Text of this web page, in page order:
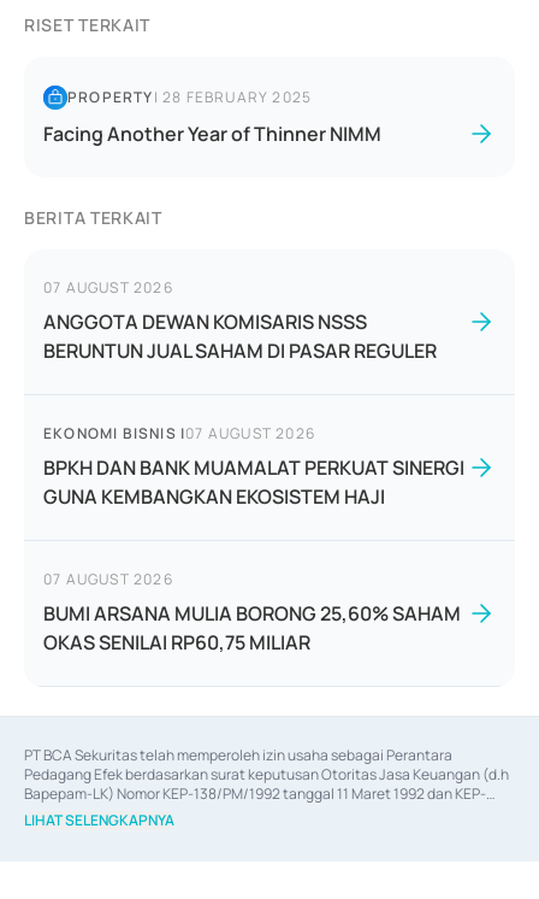
RISET TERKAIT
PROPERTY|28 FEBRUARY 2025
Facing Another Year of Thinner NIMM
BERITA TERKAIT
07 AUGUST 2026
ANGGOTA DEWAN KOMISARIS NSSS
BERUNTUN JUAL SAHAM DI PASAR REGULER
EKONOMI BISNIS |07 AUGUST 2026
BPKH DAN BANK MUAMALAT PERKUAT SINERGI
GUNA KEMBANGKAN EKOSISTEM HAJI
07 AUGUST 2026
BUMI ARSANA MULIA BORONG 25,60% SAHAM
OKAS SENILAI RP60,75 MILIAR
PT BCA Sekuritas telah memperoleh izin usaha sebagai Perantara
Pedagang Efek berdasarkan surat keputusan Otoritas Jasa Keuangan (d.h
Bapepam-LK) Nomor KEP-138/PM/1992 tanggal 11 Maret 1992 dan KEP-
06/D.04/2014 tanggal 28 Februari 2014, izin usaha sebagai Penjamin Emisi
Efek berdasarkan surat keputusan Otoritas Jasa Keuangan Nomor KEP-
LIHAT SELENGKAPNYA